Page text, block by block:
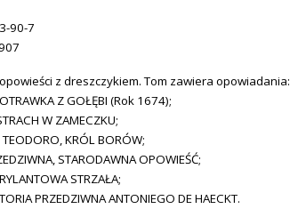
90-7
z dreszczykiem. Tom zawiera opowiadania:
Z GOŁĘBI (Rok 1674);
W ZAMECZKU;
KRÓL BORÓW;
STARODAWNA OPOWIEŚĆ;
STRZAŁA;
PRZEDZIWNA ANTONIEGO DE HAECKT.